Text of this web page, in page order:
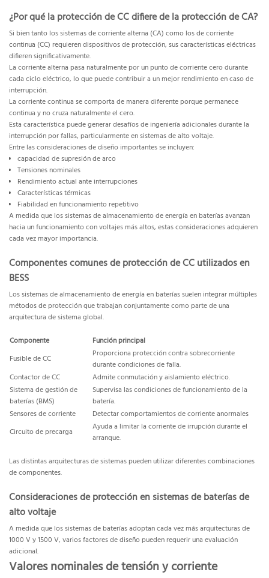
¿Por qué la protección de CC difiere de la protección de CA?
Si bien tanto los sistemas de corriente alterna (CA) como los de corriente
continua (CC) requieren dispositivos de protección, sus características eléctricas
difieren significativamente.
La corriente alterna pasa naturalmente por un punto de corriente cero durante
cada ciclo eléctrico, lo que puede contribuir a un mejor rendimiento en caso de
interrupción.
La corriente continua se comporta de manera diferente porque permanece
continua y no cruza naturalmente el cero.
Esta característica puede generar desafíos de ingeniería adicionales durante la
interrupción por fallas, particularmente en sistemas de alto voltaje.
Entre las consideraciones de diseño importantes se incluyen:
capacidad de supresión de arco
Tensiones nominales
Rendimiento actual ante interrupciones
Características térmicas
Fiabilidad en funcionamiento repetitivo
A medida que los sistemas de almacenamiento de energía en baterías avanzan
hacia un funcionamiento con voltajes más altos, estas consideraciones adquieren
cada vez mayor importancia.
Componentes comunes de protección de CC utilizados en
BESS
Los sistemas de almacenamiento de energía en baterías suelen integrar múltiples
métodos de protección que trabajan conjuntamente como parte de una
arquitectura de sistema global.
Componente
Función principal
Fusible de CC
Proporciona protección contra sobrecorriente
durante condiciones de falla.
Contactor de CC
Admite conmutación y aislamiento eléctrico.
Sistema de gestión de
baterías (BMS)
Supervisa las condiciones de funcionamiento de la
batería.
Sensores de corriente
Detectar comportamientos de corriente anormales
Circuito de precarga
Ayuda a limitar la corriente de irrupción durante el
arranque.
Las distintas arquitecturas de sistemas pueden utilizar diferentes combinaciones
de componentes.
Consideraciones de protección en sistemas de baterías de
alto voltaje
A medida que los sistemas de baterías adoptan cada vez más arquitecturas de
1000 V y 1500 V, varios factores de diseño pueden requerir una evaluación
adicional.
Valores nominales de tensión y corriente